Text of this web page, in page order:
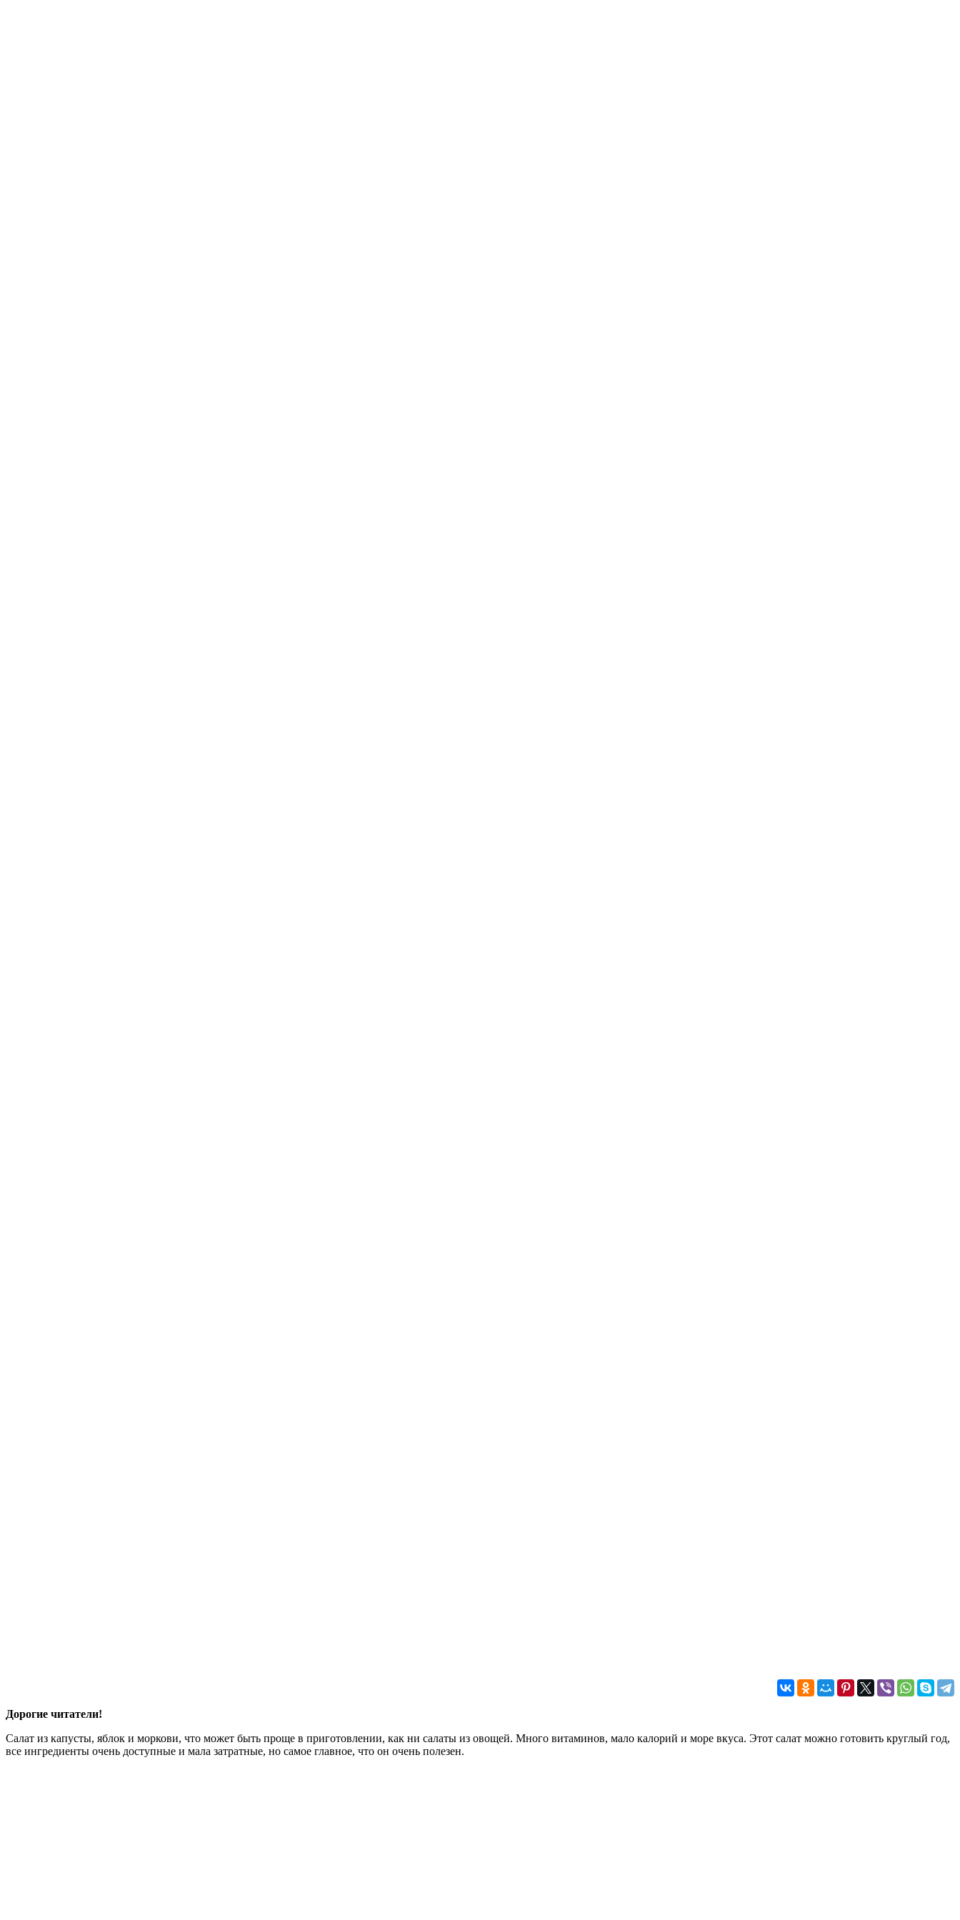
Дорогие читатели!
Салат из капусты, яблок и моркови, что может быть проще в приготовлении, как ни салаты из овощей. Много витаминов, мало калорий и море вкуса. Этот салат можно готовить круглый год,
все ингредиенты очень доступные и мала затратные, но самое главное, что он очень полезен.